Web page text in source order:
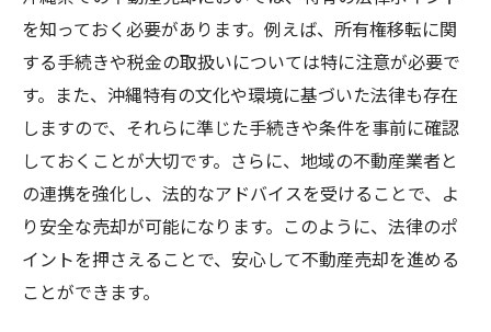
を知っておく必要があります。例えば、所有権移転に関
する手続きや税金の取扱いについては特に注意が必要で
す。また、沖縄特有の文化や環境に基づいた法律も存在
しますので、それらに準じた手続きや条件を事前に確認
しておくことが大切です。さらに、地域の不動産業者と
の連携を強化し、法的なアドバイスを受けることで、よ
り安全な売却が可能になります。このように、法律のポ
イントを押さえることで、安心して不動産売却を進める
ことができます。